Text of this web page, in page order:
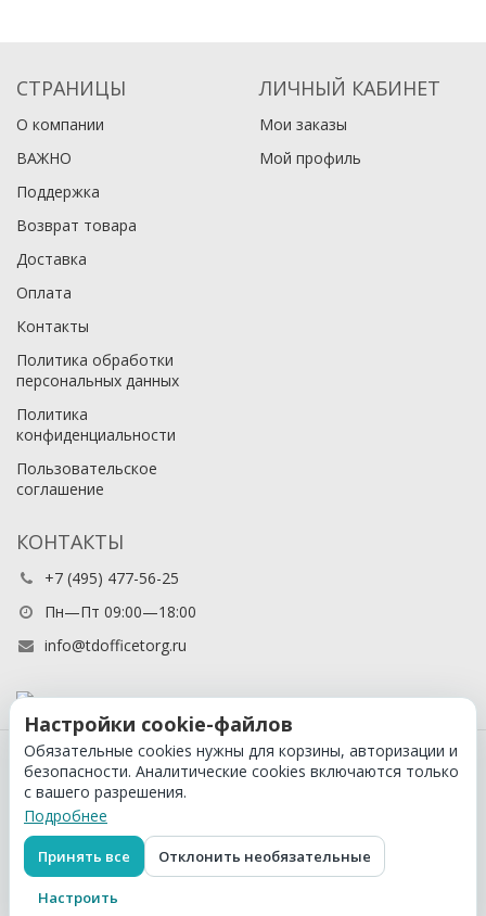
СТРАНИЦЫ
О компании
ВАЖНО
Поддержка
Возврат товара
Доставка
Оплата
Контакты
Политика обработки
персональных данных
Политика
конфиденциальности
Пользовательское
соглашение
ЛИЧНЫЙ КАБИНЕТ
Мои заказы
Мой профиль
КОНТАКТЫ
+7 (495) 477-56-25
Пн—Пт 09:00—18:00
info@tdofficetorg.ru
© 2026 Официальный партнер Cactus в России
Настройки cookie-файлов
Обязательные cookies нужны для корзины, авторизации и
безопасности. Аналитические cookies включаются только
с вашего разрешения.
Подробнее
Принять все Отклонить необязательные
Настроить